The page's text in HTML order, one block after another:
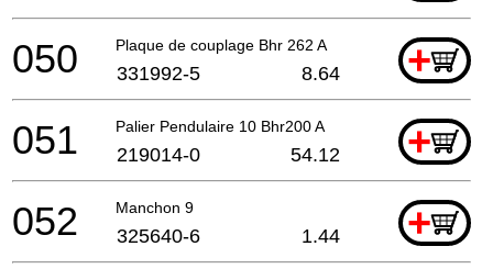
Plaque de couplage Bhr 262 A +
050 331992-5 8.64
Palier Pendulaire 10 Bhr200 A +
051 219014-0 54.12
Manchon 9 +
052 325640-6 1.44